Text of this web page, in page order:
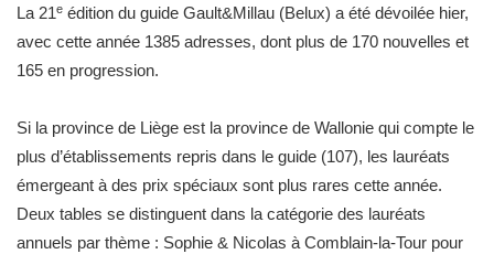
La 21e édition du guide Gault&Millau (Belux) a été dévoilée hier,
avec cette année 1385 adresses, dont plus de 170 nouvelles et
165 en progression.
Si la province de Liège est la province de Wallonie qui compte le
plus d’établissements repris dans le guide (107), les lauréats
émergeant à des prix spéciaux sont plus rares cette année.
Deux tables se distinguent dans la catégorie des lauréats
annuels par thème : Sophie & Nicolas à Comblain-la-Tour pour